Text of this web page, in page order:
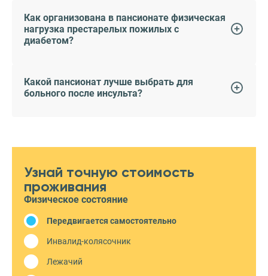
Как организована в пансионате физическая
нагрузка престарелых пожилых с
диабетом?
Какой пансионат лучше выбрать для
больного после инсульта?
Узнай точную стоимость
проживания
Физическое состояние
Передвигается самостоятельно
Инвалид-колясочник
Лежачий